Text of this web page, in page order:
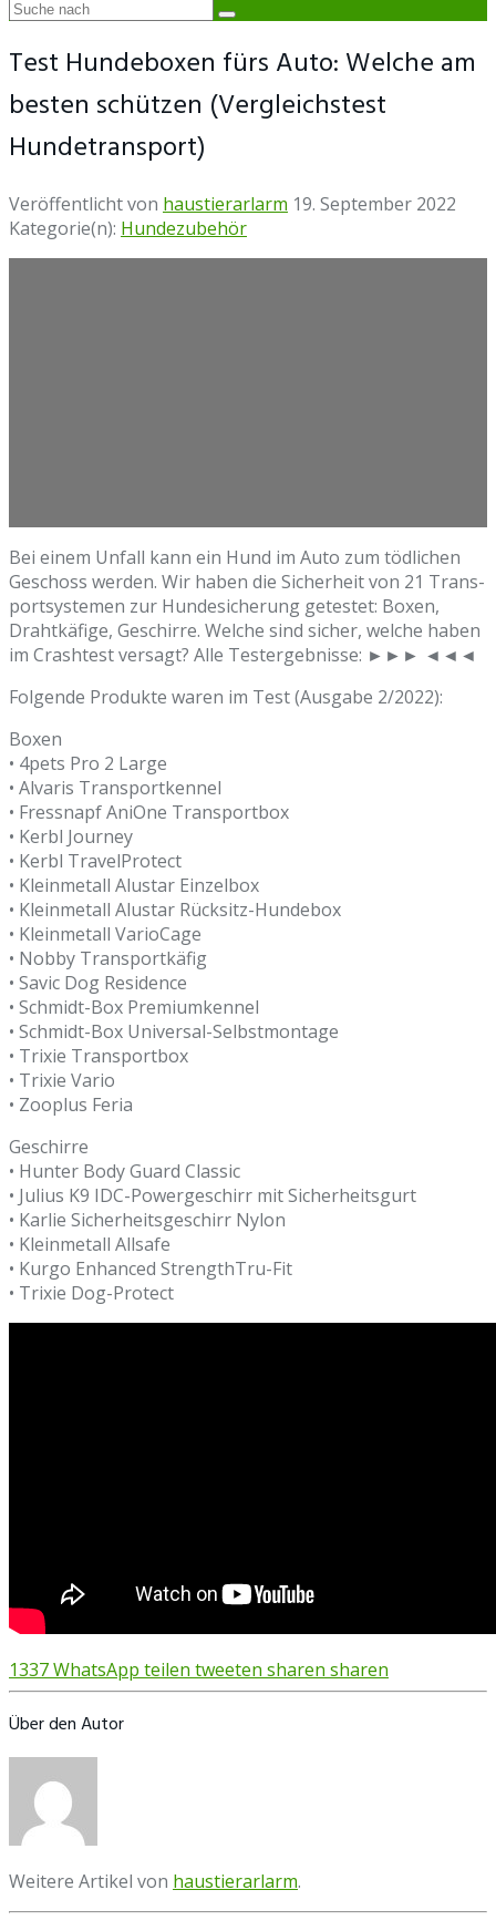
Test Hundeboxen fürs Auto: Welche am
besten schützen (Vergleichstest
Hundetransport)
Veröffentlicht von haustierarlarm 19. September 2022
Kategorie(n): Hundezubehör
Bei einem Unfall kann ein Hund im Auto zum tödlichen
Geschoss werden. Wir haben die Sicherheit von 21 Trans­
port­systemen zur Hundesicherung getestet: Boxen,
Drahtkäfige, Geschirre. Welche sind sicher, welche haben
im Crashtest versagt? Alle Testergebnisse: ►►► ◄◄◄
Folgende Produkte waren im Test (Ausgabe 2/2022):
Boxen
• 4pets Pro 2 Large
• Alvaris Transportkennel
• Fressnapf AniOne Transportbox
• Kerbl Journey
• Kerbl TravelProtect
• Kleinmetall Alustar Einzelbox
• Kleinmetall Alustar Rücksitz-Hundebox
• Kleinmetall VarioCage
• Nobby Transportkäfig
• Savic Dog Residence
• Schmidt-Box Premiumkennel
• Schmidt-Box Universal-Selbstmontage
• Trixie Transportbox
• Trixie Vario
• Zooplus Feria
Geschirre
• Hunter Body Guard Classic
• Julius K9 IDC-Powergeschirr mit Sicherheitsgurt
• Karlie Sicherheitsgeschirr Nylon
• Kleinmetall Allsafe
• Kurgo Enhanced StrengthTru-Fit
• Trixie Dog-Protect
1337WhatsApp teilen tweeten sharen sharen
Über den Autor
Weitere Artikel von haustierarlarm.